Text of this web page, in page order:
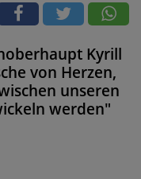
Kyrill
von Herzen,
unseren
werden"